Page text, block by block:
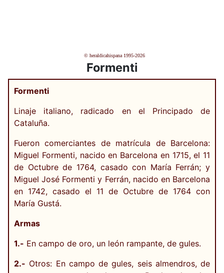
© heraldicahispana 1995-2026
Formenti
Formenti
Linaje italiano, radicado en el Principado de
Cataluña.
Fueron comerciantes de matrícula de Barcelona:
Miguel Formenti, nacido en Barcelona en 1715, el 11
de Octubre de 1764, casado con María Ferrán; y
Miguel José Formenti y Ferrán, nacido en Barcelona
en 1742, casado el 11 de Octubre de 1764 con
María Gustá.
Armas
1.- En campo de oro, un león rampante, de gules.
2.- Otros: En campo de gules, seis almendros, de